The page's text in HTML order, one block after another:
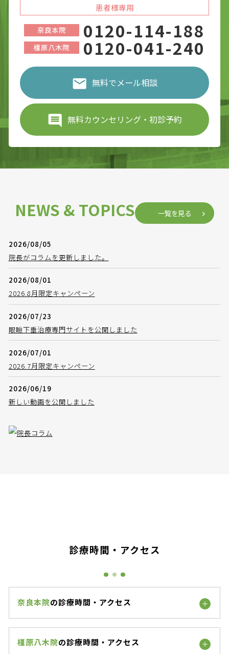
患者様専用
奈良本院 0120-114-188
橿原八木院 0120-041-240
無料でメール相談
無料カウンセリング・初診予約
NEWS & TOPICS 一覧を見る
2026/08/05
院長がコラムを更新しました。
2026/08/01
2026.8月限定キャンペーン
2026/07/23
眼瞼下垂治療専門サイトを公開しました
2026/07/01
2026.7月限定キャンペーン
2026/06/19
新しい動画を公開しました
診療時間・アクセス
奈良本院の診療時間・アクセス
橿原八木院の診療時間・アクセス